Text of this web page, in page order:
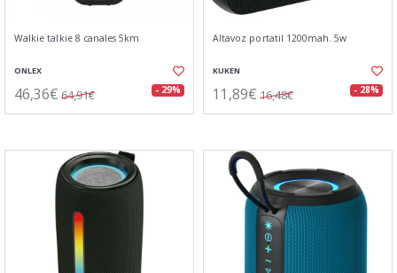
Walkie talkie 8 canales 5km
ONLEX
46,36€ 64,91€ - 29%
Altavoz portatil 1200mah. 5w
KUKEN
11,89€ 16,48€ - 28%